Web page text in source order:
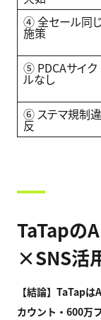
④ 全セール同じ
施策
⑤ PDCAサイク
ルなし
⑥ ステマ規制違
反
TaTapの
×SNS活
【結論】TaTapは
カウント・600万